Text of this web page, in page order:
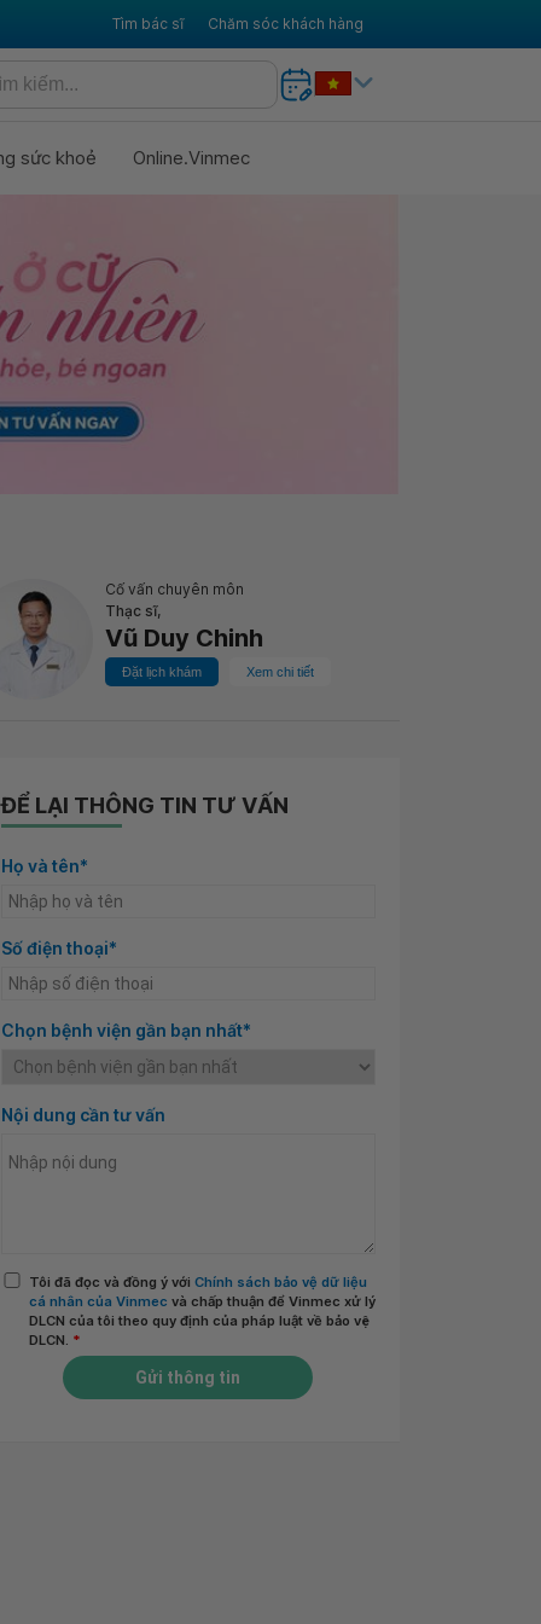
Tìm bác sĩ Chăm sóc khách hàng
sức khoẻ Online.Vinmec
Cố vấn chuyên môn
Thạc sĩ,
Vũ Duy Chinh
Đặt lịch khám Xem chi tiết
ĐỂ LẠI THÔNG TIN TƯ VẤN
Họ và tên*
Số điện thoại*
Chọn bệnh viện gần bạn nhất*
Nội dung cần tư vấn
Tôi đã đọc và đồng ý với Chính sách bảo vệ dữ liệu
cá nhân của Vinmec và chấp thuận để Vinmec xử lý
DLCN của tôi theo quy định của pháp luật về bảo vệ
DLCN. *
Gửi thông tin